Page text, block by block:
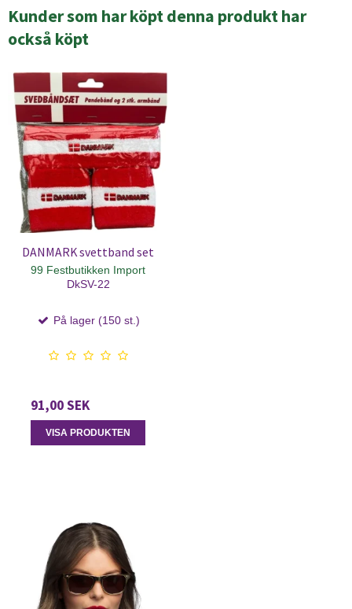
Kunder som har köpt denna produkt har
också köpt
DANMARK svettband set
99 Festbutikken Import
DkSV-22
På lager (150 st.)
91,00 SEK
VISA PRODUKTEN